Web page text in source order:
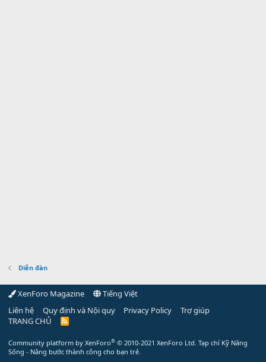
Diễn đàn
XenForo Magazine
Tiếng Việt
Liên hệ
Quy định và Nội quy Privacy Policy
Trợ giúp
TRANG CHỦ
R
Community platform by XenForo® © 2010-2021 XenForo Ltd. Tạp chí Kỹ Năng
Sống - Nâng bước thành công cho bạn trẻ.